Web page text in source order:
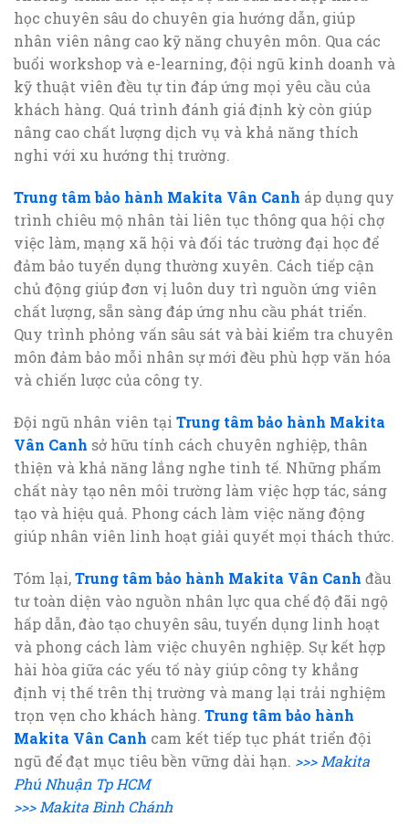
học chuyên sâu do chuyên gia hướng dẫn, giúp
nhân viên nâng cao kỹ năng chuyên môn. Qua các
buổi workshop và e-learning, đội ngũ kinh doanh và
kỹ thuật viên đều tự tin đáp ứng mọi yêu cầu của
khách hàng. Quá trình đánh giá định kỳ còn giúp
nâng cao chất lượng dịch vụ và khả năng thích
nghi với xu hướng thị trường.
Trung tâm bảo hành Makita Vân Canh áp dụng quy
trình chiêu mộ nhân tài liên tục thông qua hội chợ
việc làm, mạng xã hội và đối tác trường đại học để
đảm bảo tuyển dụng thường xuyên. Cách tiếp cận
chủ động giúp đơn vị luôn duy trì nguồn ứng viên
chất lượng, sẵn sàng đáp ứng nhu cầu phát triển.
Quy trình phỏng vấn sâu sát và bài kiểm tra chuyên
môn đảm bảo mỗi nhân sự mới đều phù hợp văn hóa
và chiến lược của công ty.
Đội ngũ nhân viên tại Trung tâm bảo hành Makita
Vân Canh sở hữu tính cách chuyên nghiệp, thân
thiện và khả năng lắng nghe tinh tế. Những phẩm
chất này tạo nên môi trường làm việc hợp tác, sáng
tạo và hiệu quả. Phong cách làm việc năng động
giúp nhân viên linh hoạt giải quyết mọi thách thức.
Tóm lại,Trung tâm bảo hành Makita Vân Canh đầu
tư toàn diện vào nguồn nhân lực qua chế độ đãi ngộ
hấp dẫn, đào tạo chuyên sâu, tuyển dụng linh hoạt
và phong cách làm việc chuyên nghiệp. Sự kết hợp
hài hòa giữa các yếu tố này giúp công ty khẳng
định vị thế trên thị trường và mang lại trải nghiệm
trọn vẹn cho khách hàng. Trung tâm bảo hành
Makita Vân Canh cam kết tiếp tục phát triển đội
ngũ để đạt mục tiêu bền vững dài hạn. >>> Makita
Phú Nhuận Tp HCM
>>> Makita Bình Chánh